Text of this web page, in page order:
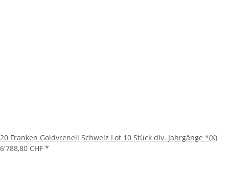
20 Franken Goldvreneli Schweiz Lot 10 Stück div. Jahrgänge *(X)
6'788,80 CHF *